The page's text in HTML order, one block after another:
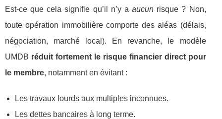
Est-ce que cela signifie qu’il n’y aaucun risque ? Non,
toute opération immobilière comporte des aléas (délais,
négociation, marché local). En revanche, le modèle
UMDB réduit fortement le risque financier direct pour
le membre, notamment en évitant :
Les travaux lourds aux multiples inconnues.
Les dettes bancaires à long terme.